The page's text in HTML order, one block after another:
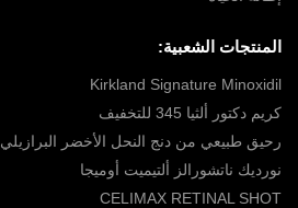
المنتجات الشعبية:
Kirkland Signature Minoxidil
كريم دكتور ألثيا 345 للتخفيف
رحيق طبيعي من دنج النحل الأخضر البرازيلي
نورديك ناتشورالز ألتيميت أوميجا
CELIMAX RETINAL SHOT